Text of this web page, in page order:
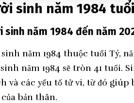
sinh năm 1984
sinh năm 1984 đến năm
năm 1984 thuộc tuổi Tý,
năm 1984 sẽ tròn 41 tuổi.
và các yếu tố tử vi, từ đó giúp
bản thân.